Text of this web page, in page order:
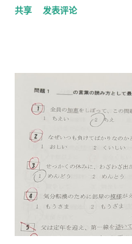
ね。（ not so ） F： １．ま
ね。（endurance） ３．新入
えは２番です。 ３番 F： 出
よね。（会社へ出勤すること
１．ええ、早めに家を出て会
時差出勤（しゅっきん）なの
いて。（to be crowded; to
F：どうして 親御さん が有名
されていたんですか。（両
共享 发表评论